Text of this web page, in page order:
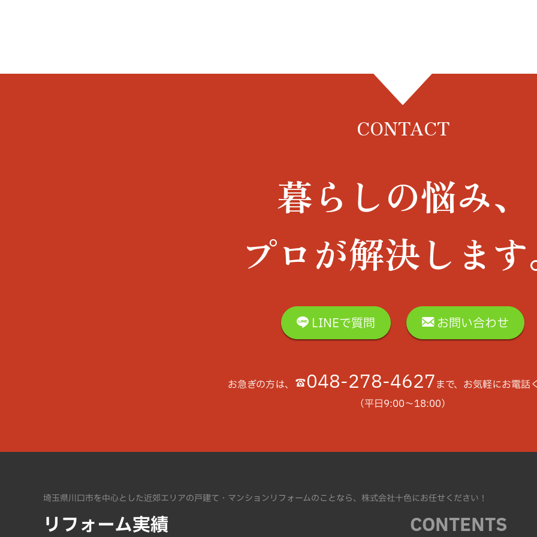
CONTACT
暮らしの悩み、
プロが解決しま
LINEで質問 お問い合わせ
お急ぎの方は、 048-278-4627まで、お気軽にお電話
（平日9:00〜18:00）
埼玉県川口市を中心とした近郊エリアの戸建て・マンションリフォームのことなら、株式会社十色にお任せください！
リフォーム実績 CONTENTS